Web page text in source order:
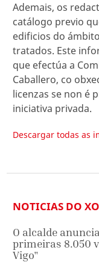
Ademais, os
catálogo previo
edificios do
tratados. Este
que efectúa a
Caballero, co
licenzas se non é
iniciativa privada.
Descargar todas as
NOTICIAS DO
O alcalde
primeiras 8.050
Vigo"